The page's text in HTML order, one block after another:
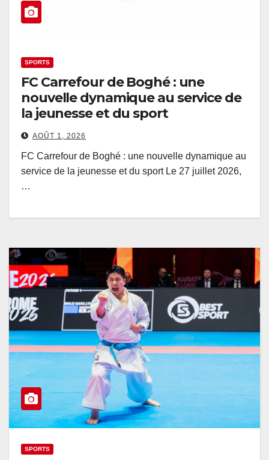
SPORTS
FC Carrefour de Boghé : une
nouvelle dynamique au service de
la jeunesse et du sport
AOÛT 1, 2026
FC Carrefour de Boghé : une nouvelle dynamique au
service de la jeunesse et du sport Le 27 juillet 2026,
…
SPORTS